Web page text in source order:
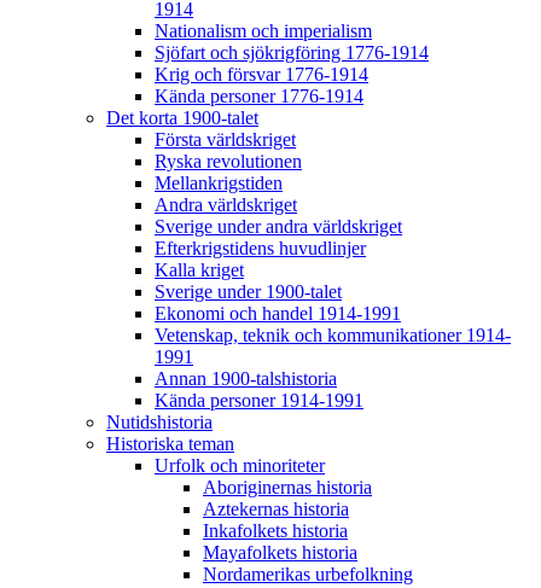
1914
Nationalism och imperialism
Sjöfart och sjökrigföring 1776-1914
Krig och försvar 1776-1914
Kända personer 1776-1914
Det korta 1900-talet
Första världskriget
Ryska revolutionen
Mellankrigstiden
Andra världskriget
Sverige under andra världskriget
Efterkrigstidens huvudlinjer
Kalla kriget
Sverige under 1900-talet
Ekonomi och handel 1914-1991
Vetenskap, teknik och kommunikationer 1914-
1991
Annan 1900-talshistoria
Kända personer 1914-1991
Nutidshistoria
Historiska teman
Urfolk och minoriteter
Aboriginernas historia
Aztekernas historia
Inkafolkets historia
Mayafolkets historia
Nordamerikas urbefolkning